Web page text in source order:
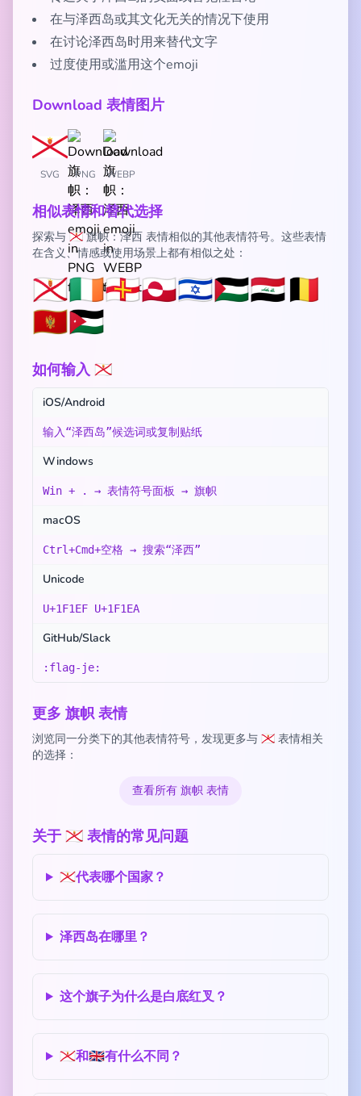
在与泽西岛或其文化无关的情况下使用
在讨论泽西岛时用来替代文字
过度使用或滥用这个emoji
Download 表情图片
SVG PNG WEBP
相似表情和替代选择
探索与 🇯🇪 旗帜：泽西 表情相似的其他表情符号。这些表情
在含义、情感或使用场景上都有相似之处：
🇯🇪🇮🇪🇬🇬🇬🇱🇮🇱🇵🇸🇮🇶🇧🇪
🇲🇪🇯🇴
如何输入 🇯🇪
iOS/Android
输入“泽西岛”候选词或复制贴纸
Windows
Win + . → 表情符号面板 → 旗帜
macOS
Ctrl+Cmd+空格 → 搜索“泽西”
Unicode
U+1F1EF U+1F1EA
GitHub/Slack
:flag-je:
更多 旗帜 表情
浏览同一分类下的其他表情符号，发现更多与 🇯🇪 表情相关
的选择：
查看所有 旗帜 表情
关于 🇯🇪 表情的常见问题
🇯🇪代表哪个国家？
泽西岛在哪里？
这个旗子为什么是白底红叉？
🇯🇪和🇬🇧有什么不同？